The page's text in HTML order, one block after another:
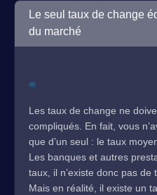
Le seul taux de change
du marché
Les taux de change ne
compliqués. En fait, vous
que d’un seul : le taux
Les banques et autres
taux, il n’existe donc pas de
Mais en réalité, il existe un